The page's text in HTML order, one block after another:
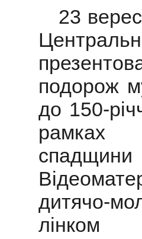
23
подорож
до 150-
рамках
спадщини
дитячо-